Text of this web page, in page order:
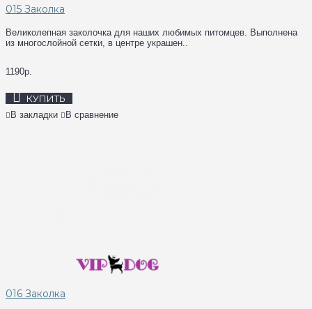
015 Заколка
Великолепная заколочка для наших любимых питомцев. Выполнена
из многослойной сетки, в центре украшен..
1190р.
КУПИТЬ
В закладки В сравнение
016 Заколка